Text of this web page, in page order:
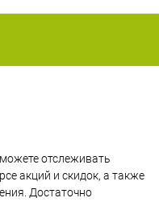
отслеживать
акций и скидок, а также
Достаточно